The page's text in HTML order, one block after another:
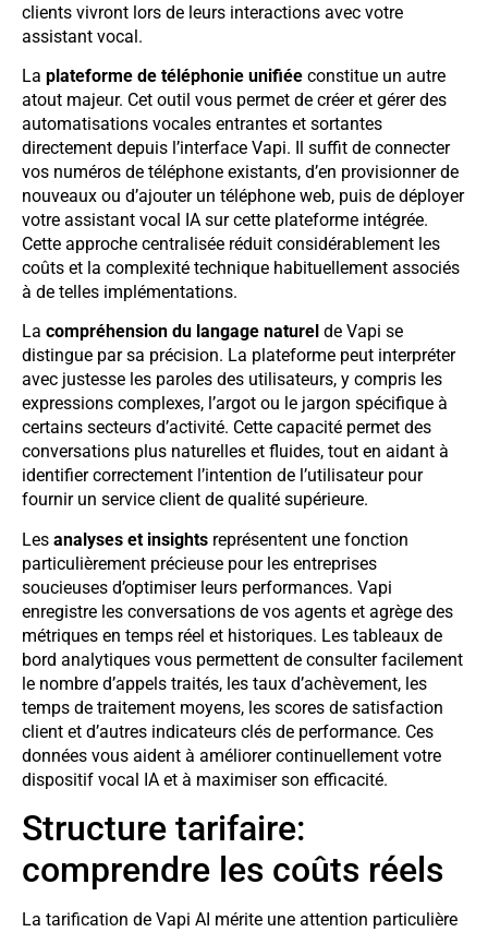
clients vivront lors de leurs interactions avec votre
assistant vocal.
La plateforme de téléphonie unifiée constitue un autre
atout majeur. Cet outil vous permet de créer et gérer des
automatisations vocales entrantes et sortantes
directement depuis l’interface Vapi. Il suffit de connecter
vos numéros de téléphone existants, d’en provisionner de
nouveaux ou d’ajouter un téléphone web, puis de déployer
votre assistant vocal IA sur cette plateforme intégrée.
Cette approche centralisée réduit considérablement les
coûts et la complexité technique habituellement associés
à de telles implémentations.
La compréhension du langage naturel de Vapi se
distingue par sa précision. La plateforme peut interpréter
avec justesse les paroles des utilisateurs, y compris les
expressions complexes, l’argot ou le jargon spécifique à
certains secteurs d’activité. Cette capacité permet des
conversations plus naturelles et fluides, tout en aidant à
identifier correctement l’intention de l’utilisateur pour
fournir un service client de qualité supérieure.
Les analyses et insights représentent une fonction
particulièrement précieuse pour les entreprises
soucieuses d’optimiser leurs performances. Vapi
enregistre les conversations de vos agents et agrège des
métriques en temps réel et historiques. Les tableaux de
bord analytiques vous permettent de consulter facilement
le nombre d’appels traités, les taux d’achèvement, les
temps de traitement moyens, les scores de satisfaction
client et d’autres indicateurs clés de performance. Ces
données vous aident à améliorer continuellement votre
dispositif vocal IA et à maximiser son efficacité.
Structure tarifaire:
comprendre les coûts réels
La tarification de Vapi AI mérite une attention particulière